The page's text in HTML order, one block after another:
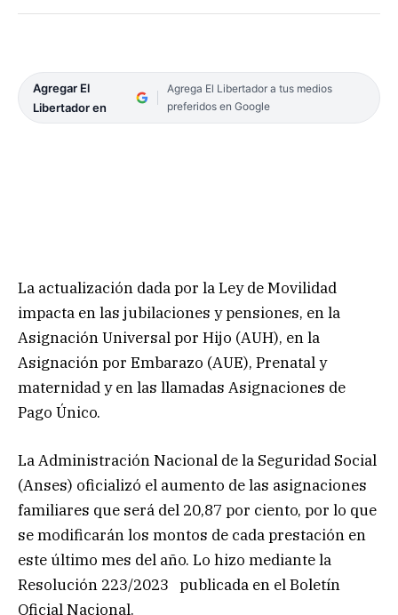
Agregar El
Libertador en
Agrega El Libertador a tus medios
preferidos en Google
La actualización dada por la Ley de Movilidad
impacta en las jubilaciones y pensiones, en la
Asignación Universal por Hijo (AUH), en la
Asignación por Embarazo (AUE), Prenatal y
maternidad y en las llamadas Asignaciones de
Pago Único.
La Administración Nacional de la Seguridad Social
(Anses) oficializó el aumento de las asignaciones
familiares que será del 20,87 por ciento, por lo que
se modificarán los montos de cada prestación en
este último mes del año. Lo hizo mediante la
Resolución 223/2023 publicada en el Boletín
Oficial Nacional.